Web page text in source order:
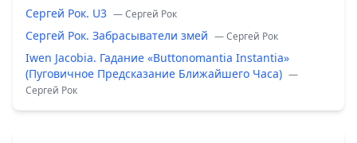
Сергей Рок. U3 — Сергей Рок
Сергей Рок. Забрасыватели змей — Сергей Рок
Iwen Jacobia. Гадание «Buttonomantia Instantia»
(Пуговичное Предсказание Ближайшего Часа) —
Сергей Рок